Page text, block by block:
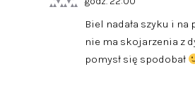
Biel nadała szyku i
nie ma skojarzenia z
pomysł się spodobał